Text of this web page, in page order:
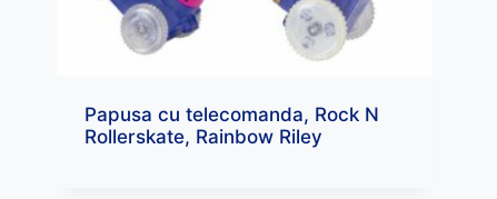
Papusa cu telecomanda, Rock N
Rollerskate, Rainbow Riley